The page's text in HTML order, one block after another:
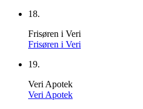
18.
Frisøren i Veri
Frisøren i Veri
19.
Veri Apotek
Veri Apotek